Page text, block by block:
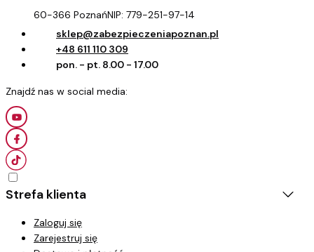
60-366 PoznańNIP: 779-251-97-14
sklep@zabezpieczeniapoznan.pl
+48 611 110 309
pon. - pt. 8.00 - 17.00
Strefa klienta
Zaloguj się
Zarejestruj się